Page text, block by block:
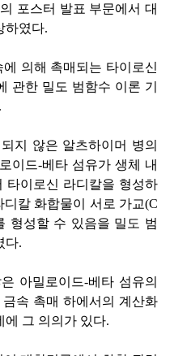
의 포스터 발표 부문에서 대
하였다.
의해 촉매되는 타이로신
관한 밀도 범함수 이론 기
지 않은 알츠하이머 병의
이드-베타 섬유가 생체 내
타이로신 라디칼을 형성하
칼 화합물이 서로 가교(C
형성할 수 있음을 밀도 범
다.
아밀로이드-베타 섬유의
속 촉매 하에서의 계산화
에 그 의의가 있다.